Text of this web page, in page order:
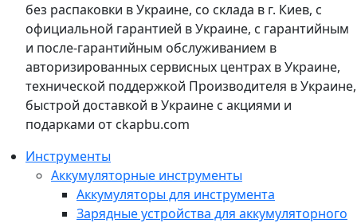
без распаковки в Украине, со склада в г. Киев, с
официальной гарантией в Украине, с гарантийным
и после-гарантийным обслуживанием в
авторизированных сервисных центрах в Украине,
технической поддержкой Производителя в Украине,
быстрой доставкой в Украине с акциями и
подарками от ckapbu.com
Инструменты
Аккумуляторные инструменты
Аккумуляторы для инструмента
Зарядные устройства для аккумуляторного